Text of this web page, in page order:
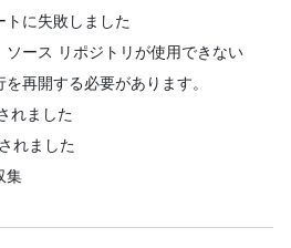
トに失敗しました
ソース リポジトリが使用できない
再開する必要があります。
れました
れました
集